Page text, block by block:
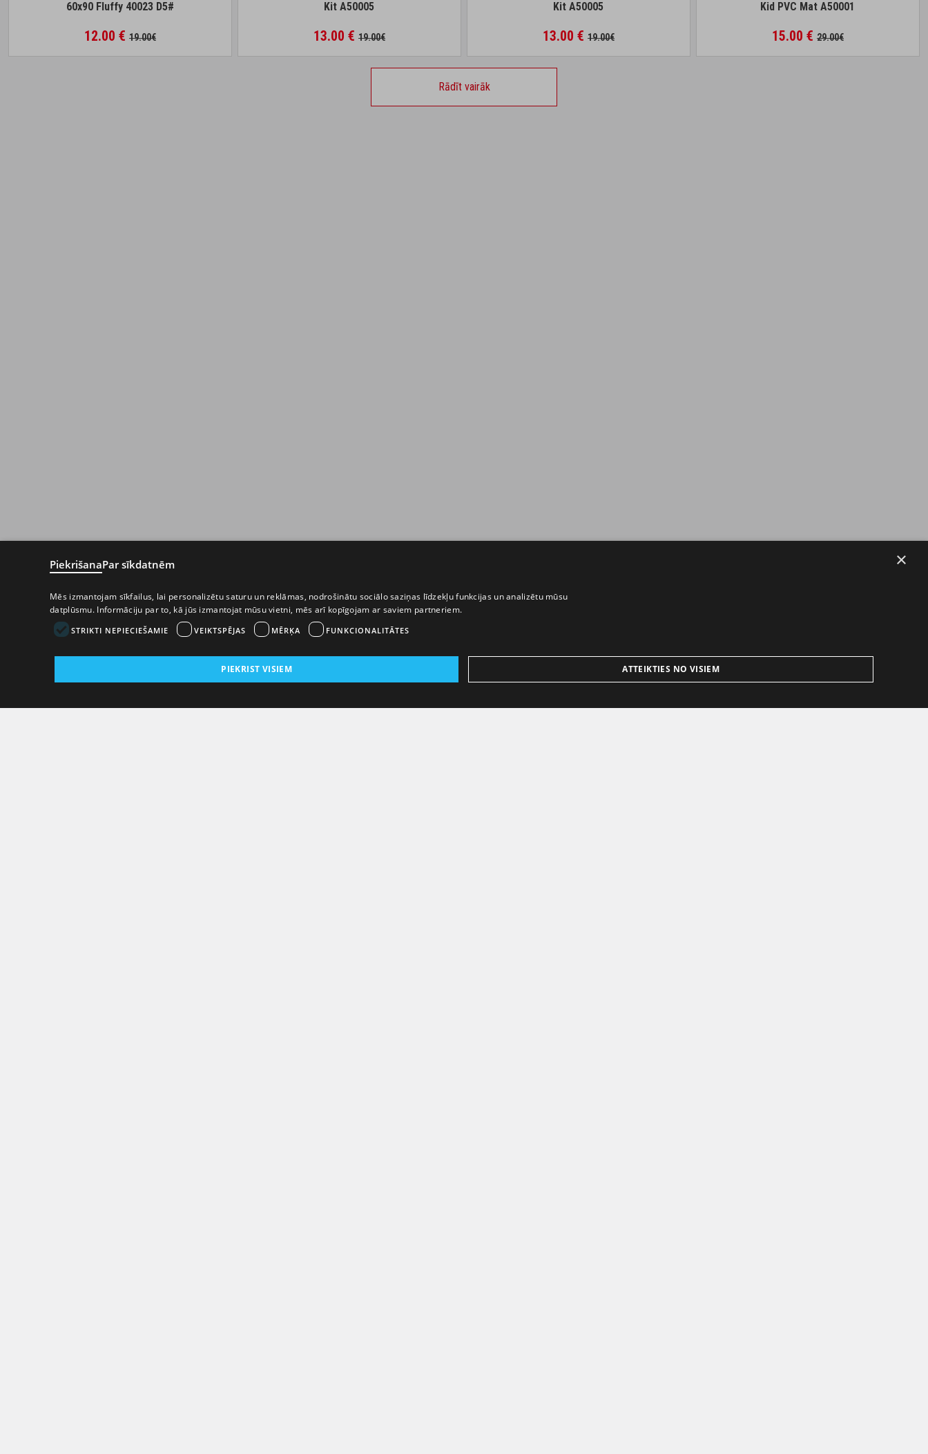
60x90 Fluffy 40023 D5#
12.00 € 19.00€
Kit A50005
13.00 € 19.00€
Kit A50005
13.00 € 19.00€
Kid PVC Mat A50001
15.00 € 29.00€
Rādīt vairāk
×
PiekrišanaPar sīkdatnēm
Mēs izmantojam sīkfailus, lai personalizētu saturu un reklāmas, nodrošinātu sociālo saziņas līdzekļu funkcijas un analizētu mūsu
datplūsmu. Informāciju par to, kā jūs izmantojat mūsu vietni, mēs arī kopīgojam ar saviem partneriem.
STRIKTI NEPIECIEŠAMIE VEIKTSPĒJAS MĒRĶA FUNKCIONALITĀTES
PIEKRIST VISIEM ATTEIKTIES NO VISIEM